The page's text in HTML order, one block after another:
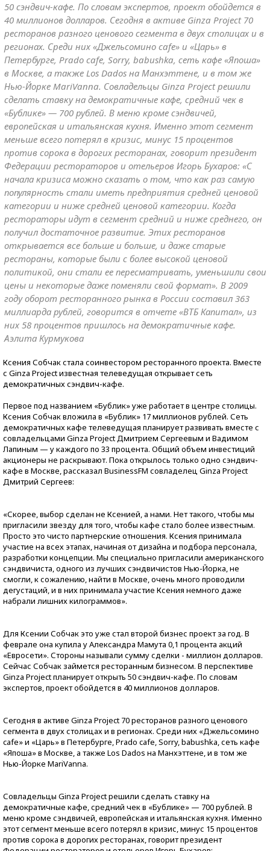
50 сэндвич-кафе. По словам экспертов, проект обойдется в
40 миллионов долларов. Сегодня в активе Ginza Project 70
ресторанов разного ценового сегмента в двух столицах и в
регионах. Среди них «Джельсомино cafе» и «Царь» в
Петербурге, Prado cafе, Sorry, babushka, сеть кафе «Япоша»
в Москве, а также Los Dados на Манхэттене, и в том же
Нью-Йорке MariVanna. Совладельцы Ginza Project решили
сделать ставку на демократичные кафе, средний чек в
«Бублике» — 700 рублей. В меню кроме сэндвичей,
европейская и итальянская кухня. Именно этот сегмент
меньше всего потерял в кризис, минус 15 процентов
против сорока в дорогих ресторанах, говорит президент
Федерации рестораторов и отельеров Игорь Бухаров: «С
начала кризиса можно сказать о том, что как раз самую
популярность стали иметь предприятия средней ценовой
категории и ниже средней ценовой категории. Когда
рестораторы идут в сегмент средний и ниже среднего, он
получил достаточное развитие. Этих ресторанов
открывается все больше и больше, и даже старые
рестораны, которые были с более высокой ценовой
политикой, они стали ее пересматривать, уменьшили свои
цены и некоторые даже поменяли свой формат». В 2009
году оборот ресторанного рынка в России составил 363
миллиарда рублей, говорится в отчете «ВТБ Капитал», из
них 58 процентов пришлось на демократичные кафе.
Аэлита Курмукова
Ксения Собчак стала соинвестором ресторанного проекта. Вместе
с Ginza Project известная телеведущая открывает сеть
демократичных сэндвич-кафе.
Первое под названием «Бублик» уже работает в центре столицы.
Ксения Собчак вложила в «Бублик» 17 миллионов рублей. Сеть
демократичных кафе телеведущая планирует развивать вместе с
совладельцами Ginza Project Дмитрием Сергеевым и Вадимом
Лапиным — у каждого по 33 процента. Общий объем инвестиций
акционеры не раскрывают. Пока открылось только одно сэндвич-
кафе в Москве, рассказал BusinessFM совладелец Ginza Project
Дмитрий Сергеев:
«Скорее, выбор сделан не Ксенией, а нами. Нет такого, чтобы мы
пригласили звезду для того, чтобы кафе стало более известным.
Просто это чисто партнерские отношения. Ксения принимала
участие на всех этапах, начиная от дизайна и подбора персонала,
разработки концепции. Мы специально пригласили американского
сэндвичиста, одного из лучших сэндвичистов Нью-Йорка, не
смогли, к сожалению, найти в Москве, очень много проводили
дегустаций, и в них принимала участие Ксения немного даже
набрали лишних килограммов».
Для Ксении Собчак это уже стал второй бизнес проект за год. В
феврале она купила у Александра Мамута 0,1 процента акций
«Евросети». Стороны называли сумму сделки - миллион долларов.
Сейчас Собчак займется ресторанным бизнесом. В перспективе
Ginza Project планирует открыть 50 сэндвич-кафе. По словам
экспертов, проект обойдется в 40 миллионов долларов.
Сегодня в активе Ginza Project 70 ресторанов разного ценового
сегмента в двух столицах и в регионах. Среди них «Джельсомино
cafе» и «Царь» в Петербурге, Prado cafе, Sorry, babushka, сеть кафе
«Япоша» в Москве, а также Los Dados на Манхэттене, и в том же
Нью-Йорке MariVanna.
Совладельцы Ginza Project решили сделать ставку на
демократичные кафе, средний чек в «Бублике» — 700 рублей. В
меню кроме сэндвичей, европейская и итальянская кухня. Именно
этот сегмент меньше всего потерял в кризис, минус 15 процентов
против сорока в дорогих ресторанах, говорит президент